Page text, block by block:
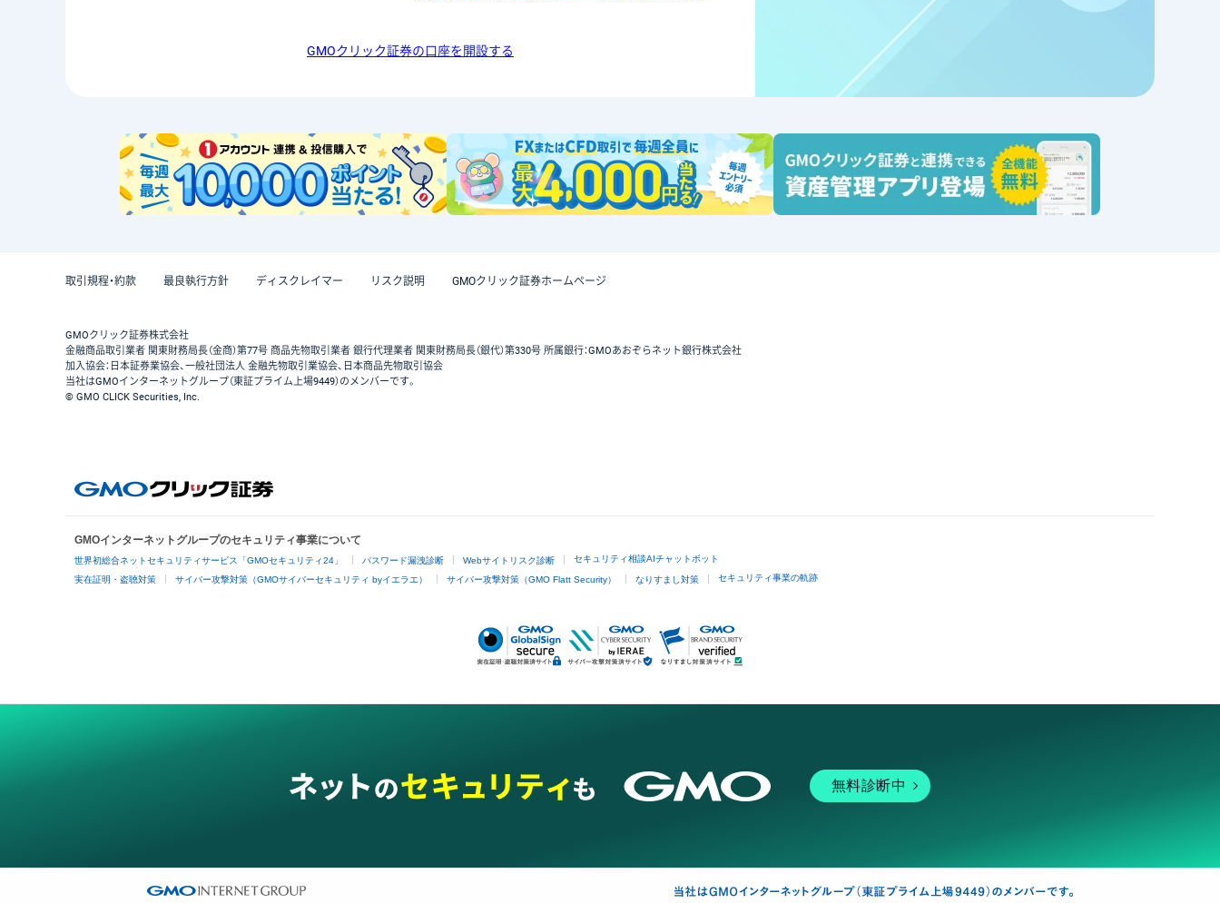
GMOクリック証券の口座を開設する
取引規程・約款 最良執行方針 ディスクレイマー リスク説明 GMOクリック証券ホームページ
GMOクリック証券株式会社
金融商品取引業者 関東財務局長（金商）第77号 商品先物取引業者 銀行代理業者 関東財務局長（銀代）第330号 所属銀行：GMOあおぞらネット銀行株式会社
加入協会：日本証券業協会、一般社団法人 金融先物取引業協会、日本商品先物取引協会
当社はGMOインターネットグループ（東証プライム上場9449）のメンバーです。
© GMO CLICK Securities, Inc.
GMOインターネットグループのセキュリティ事業について
世界初総合ネットセキュリティサービス「GMOセキュリティ24」 パスワード漏洩診断 Webサイトリスク診断 セキュリティ相談AIチャットボット
実在証明・盗聴対策 サイバー攻撃対策（GMOサイバーセキュリティ byイエラエ） サイバー攻撃対策（GMO Flatt Security） なりすまし対策 セキュリティ事業の軌跡
無料診断中